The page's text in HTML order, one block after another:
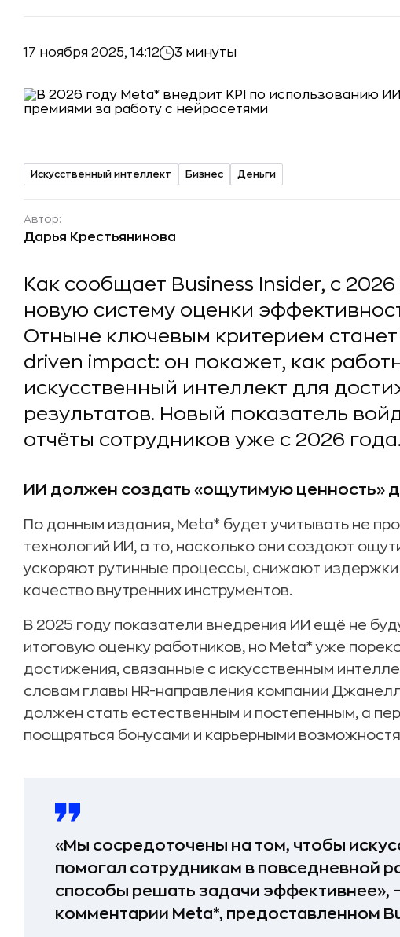
17 ноября 2025, 14:12 3 минуты
Искусственный интеллект Бизнес Деньги
Автор:
Дарья Крестьянинова
Как сообщает Business Insider, с
новую систему оценки
Отныне ключевым критерием
driven impact: он покажет, как
искусственный интеллект для
результатов. Новый показатель
отчёты сотрудников уже с 2026 года.
ИИ должен создать «ощутимую ценность»
По данным издания, Meta* будет учитывать не
технологий ИИ, а то, насколько они создают
ускоряют рутинные процессы, снижают
качество внутренних инструментов.
В 2025 году показатели внедрения ИИ ещё не
итоговую оценку работников, но Meta* уже
достижения, связанные с искусственным
словам главы HR-направления компании
должен стать естественным и постепенным, а
поощряться бонусами и карьерными
«Мы сосредоточены на том, чтобы
помогал сотрудникам в повседневной
способы решать задачи эффективнее»,
комментарии Meta*, предоставленном